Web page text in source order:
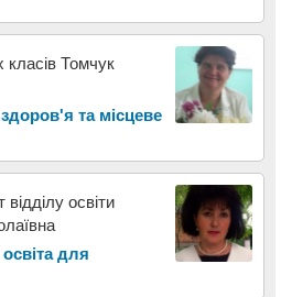
класів Томчук
та місцеве
відділу освіти
для